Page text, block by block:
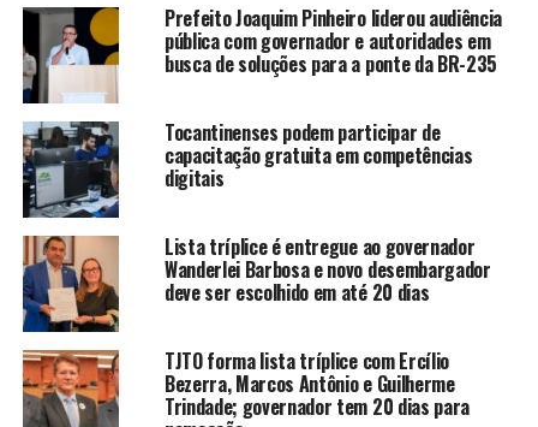
Prefeito Joaquim Pinheiro liderou audiência
pública com governador e autoridades em
busca de soluções para a ponte da BR-235
Tocantinenses podem participar de
capacitação gratuita em competências
digitais
Lista tríplice é entregue ao governador
Wanderlei Barbosa e novo desembargador
deve ser escolhido em até 20 dias
TJTO forma lista tríplice com Ercílio
Bezerra, Marcos Antônio e Guilherme
Trindade; governador tem 20 dias para